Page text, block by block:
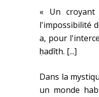
« Un
l'impossibilité
a, pour
ḥadîth. [...]
Dans la
un monde